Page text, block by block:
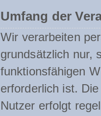
Umfang der
Wir verarbeiten
grundsätzlich nur,
funktionsfähigen
erforderlich ist.
Nutzer erfolgt